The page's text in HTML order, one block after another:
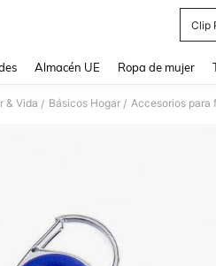
Clip
Almacén UE Ropa de mujer
& Vida / Básicos Hogar / Accesorios para